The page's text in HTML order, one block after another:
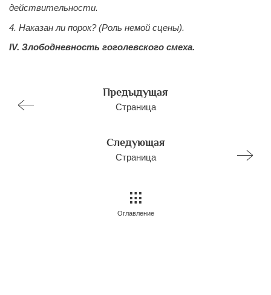
действительности.
4. Наказан ли порок? (Роль немой сцены).
IV. Злободневность гоголевского смеха.
Предыдущая
Страница
Следующая
Страница
Оглавление